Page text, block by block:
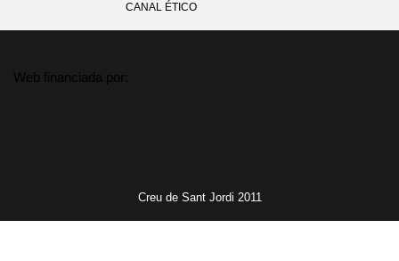
CANAL ÉTICO
Web financiada por:
Creu de Sant Jordi 2011